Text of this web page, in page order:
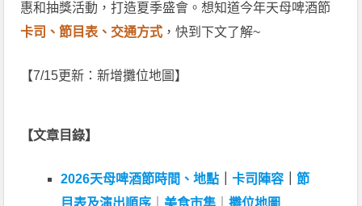
惠和抽獎活動，打造夏季盛會。想知道今年天母啤酒節
卡司、節目表、交通方式 ，快到下文了解~
【7/15更新：新增攤位地圖】
【文章目錄】
2026天母啤酒節時間、地點 ｜卡司陣容 ｜節
目表及演出順序 ｜美食市集 ｜攤位地圖